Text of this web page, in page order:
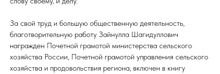
За свой труд и большую общественную деятельность,
благотворительную работу Зайнулла Шагидуллович
награжден Почетной грамотой министерства сельского
хозяйства России, Почетной грамотой управления сельского
хозяйства и продовольствия региона, включен в книгу